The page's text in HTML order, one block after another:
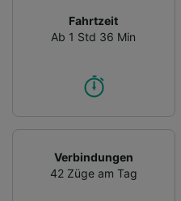
Fahrtzeit
Ab 1 Std 36 Min
Verbindungen
42 Züge am Tag